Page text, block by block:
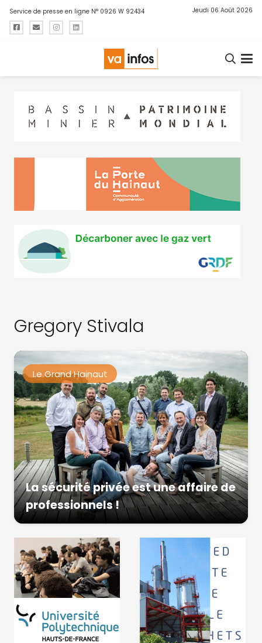
Service de presse en ligne N° 0926 W 92434 Jeudi 06 Août 2026
Gregory Stivala
Le Grand Hainaut
La sécurité privée est une affaire de
professionnels !